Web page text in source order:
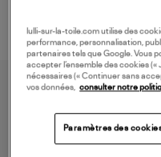
lulli-sur-la-toile.com utilise des
performance, personnalisation,
partenaires tels que Google. Vous
accepter l’ensemble des cookies
nécessaires (« Continuer sans
vos données,
consulter notre
Paramètres des